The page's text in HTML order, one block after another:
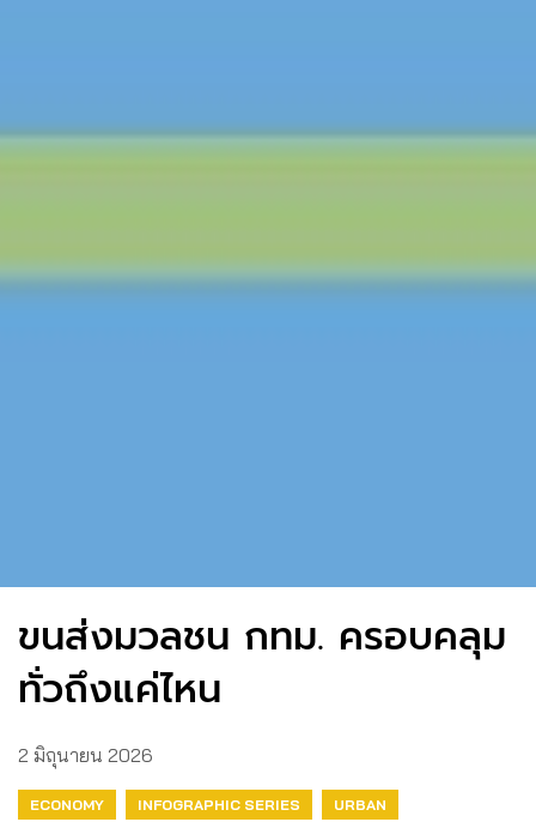
ขนส่งมวลชน กทม. ครอบคลุม
ทั่วถึงแค่ไหน
2 มิถุนายน 2026
ECONOMY INFOGRAPHIC SERIES URBAN